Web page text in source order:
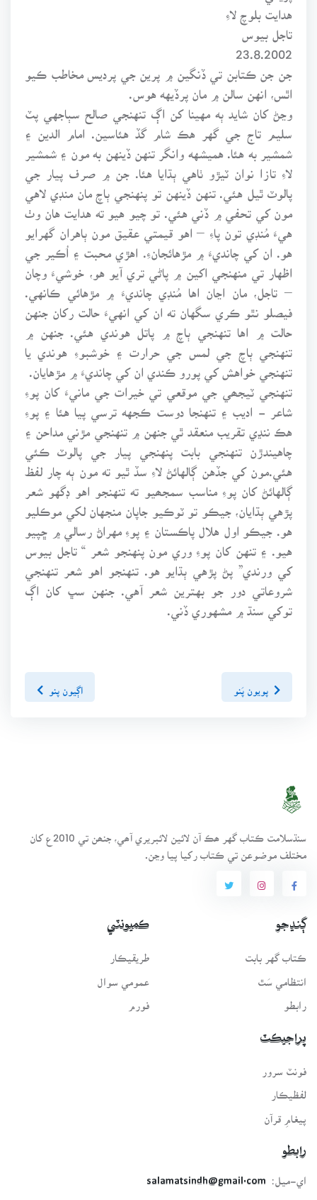
هدايت بلوچ لاءِ
تاجل بيوس
23.8.2002
جن جن ڪتابن تي ڏنگين ۾ پرين جي پرديس مخاطب ڪيو
اٿس، انهن سالن ۾ مان پرڏيهه هوس.
وڃڻ کان شايد ٻه مهينا کن اڳ تنهنجي صالح سٻاجهي پٽ
سليم تاج جي گهر هڪ شام گڏ هئاسين. امام الدين ۽
شمشير به هئا. هميشهه وانگر تنهن ڏينهن به مون ۽ شمشير
لاءِ تازا نوان ٽيڙو ٺاهي ٻڌايا هئا. جن ۾ صرف پيار جي
پالوٽ ٿيل هئي. تنهن ڏينهن تو پنهنجي ٻاچ مان منڊي لاهي
مون کي تحفي ۾ ڏني هئي. تو چيو هيو ته هدايت هان وٺ
هيءَ مُنڊي تون پاءِ – اهو قيمتي عقيق مون ٻاهران گهرايو
هو. ان کي چانديءَ ۾ مڙهائجانءِ. اهڙي محبت ۽ اُڪير جي
اظهار تي منهنجي اکين ۾ پاڻي تري آيو هو، خوشيءَ وچان
– تاجل، مان اڃان اها مُنڊي چانديءَ ۾ مڙهائي ڪانهي.
فيصلو نٿو ڪري سگهان ته ان کي انهيءَ حالت رکان جنهن
حالت ۾ اها تنهنجي ٻاچ ۾ پاتل هوندي هئي. جنهن ۾
تنهنجي ٻاچ جي لمس جي حرارت ۽ خوشبوءِ هوندي يا
تنهنجي خواهش کي پورو ڪندي ان کي چانديءَ ۾ مڙهايان.
تنهنجي ٽيجھي جي موقعي تي خيرات جي مانيءَ کان پوءِ
شاعر - اديب ۽ تنهنجا دوست ڪجهه ترسي پيا هئا ۽ پوءِ
هڪ ننڍي تقريب منعقد ٿي جنهن ۾ تنهنجي مڙني مداحن ۽
چاهيندڙن تنهنجي بابت پنهنجي پيار جي پالوٽ ڪئي
هئي.مون کي جڏهن ڳالهائڻ لاءِ سڏ ٿيو ته مون ٻه چار لفظ
ڳالهائڻ کان پوءِ مناسب سمجھيو ته تنهنجو اهو ڊگهو شعر
پڙهي ٻڌايان، جيڪو تو ٽوڪيو جاپان منجهان لکي موڪليو
هو. جيڪو اول هلال پاڪستان ۽ پوءِ مهراڻ رسالي ۾ ڇپيو
هيو. ۽ تنهن کان پوءِ وري مون پنهنجو شعر “ تاجل بيوس
کي ورندي” پڻ پڙهي ٻڌايو هو. تنهنجو اهو شعر تنهنجي
شروعاتي دور جو بهترين شعر آهي. جنهن سڀ کان اڳ
توکي سنڌ ۾ مشهوري ڏني.
پويون پَنو اڳيون پنو
سنڌسلامت ڪتاب گهر ھڪ آن لائين لائبريري آھي، جنھن تي 2010ع کان
مختلف موضوعن تي ڪتاب رکيا پيا وڃن.
ڳنڍجو
ڪتاب گهر بابت
انتظامي سَٿ
رابطو
ڪميونٽي
طريقيڪار
عمومي سوال
فورم
پراجيڪٽ
لفظيڪار
پيغامِ قرآن
رابطو
اي-ميل:
salamatsindh@gmail.com